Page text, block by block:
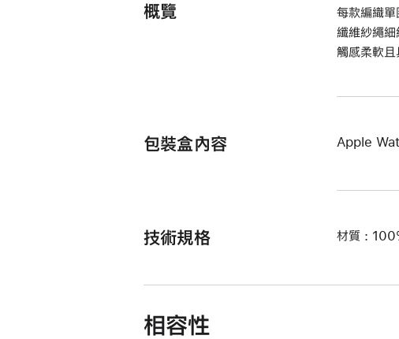
概覽
每款編織單
纖維紗繩細
觸感柔軟且
包裝盒內容 Apple
技術規格 材質 :
相容性